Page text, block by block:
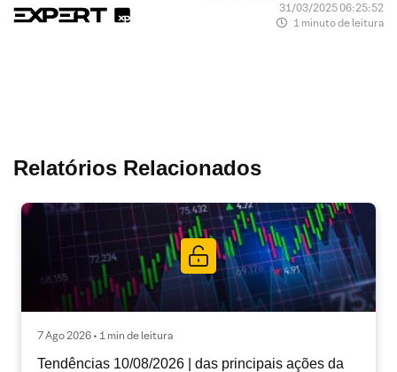
31/03/2025 06:25:52
1 minuto de leitura
Relatórios Relacionados
7 Ago 2026 • 1 min de leitura
Tendências 10/08/2026 | das principais ações da